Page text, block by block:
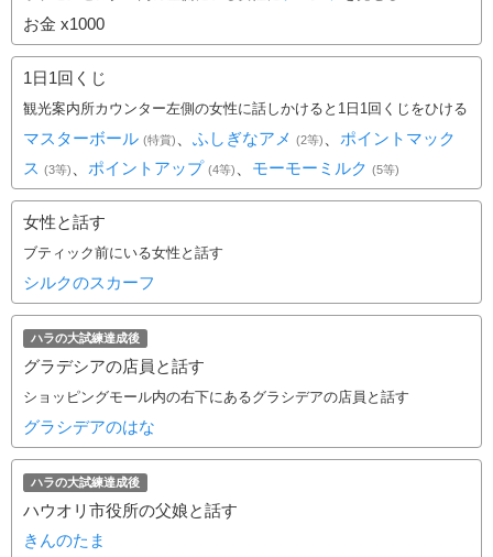
お金 x1000
1日1回くじ
観光案内所カウンター左側の女性に話しかけると1日1回くじをひける
マスターボール (特賞) ふしぎなアメ (2等)
ポイントマック
ス (3等) ポイントアップ (4等) モーモーミルク (5等)
女性と話す
ブティック前にいる女性と話す
シルクのスカーフ
ハラの大試練達成後
グラデシアの店員と話す
ショッピングモール内の右下にあるグラシデアの店員と話す
グラシデアのはな
ハラの大試練達成後
ハウオリ市役所の父娘と話す
きんのたま